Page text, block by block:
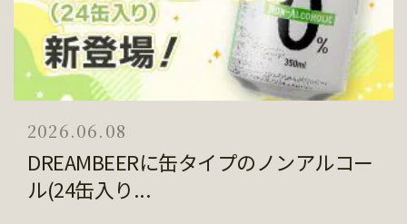
2026.06.08
DREAMBEERに缶タイプのノンアルコー
ル(24缶入り...